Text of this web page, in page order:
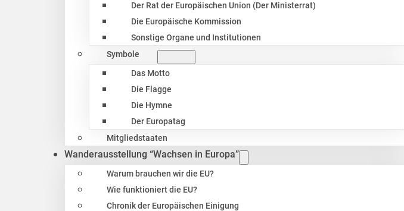
Der Rat der Europäischen Union (Der Ministerrat)
Die Europäische Kommission
Sonstige Organe und Institutionen
Symbole
Das Motto
Die Flagge
Die Hymne
Der Europatag
Mitgliedstaaten
Wanderausstellung “Wachsen in Europa”
Warum brauchen wir die EU?
Wie funktioniert die EU?
Chronik der Europäischen Einigung